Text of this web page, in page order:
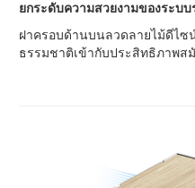
ยกระดับความสวยงามของระบ
ฝาครอบด้านบนลวดลายไม้ดีไซ
ธรรมชาติเข้ากับประสิทธิภาพส